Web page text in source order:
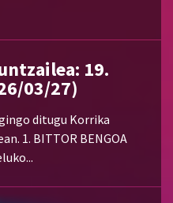
19.
03/27)
ditugu Korrika
1. BITTOR BENGOA